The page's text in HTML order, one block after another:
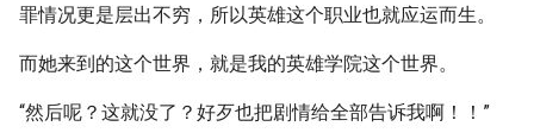
罪情况更是层出不穷，所以英雄这个职业也就应运而生。
而她来到的这个世界，就是我的英雄学院这个世界。
“然后呢？这就没了？好歹也把剧情给全部告诉我啊！！”